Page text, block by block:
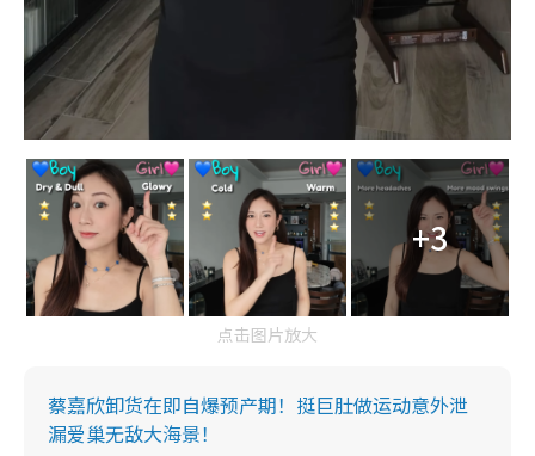
+3
点击图片放大
蔡嘉欣卸货在即自爆预产期！挺巨肚做运动意外泄
漏爱巢无敌大海景！